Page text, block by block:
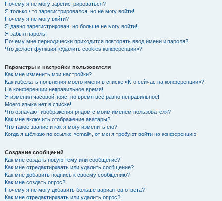
Почему я не могу зарегистрироваться?
Я только что зарегистрировался, но не могу войти!
Почему я не могу войти?
Я давно зарегистрирован, но больше не могу войти!
Я забыл пароль!
Почему мне периодически приходится повторять ввод имени и пароля?
Что делает функция «Удалить cookies конференции»?
Параметры и настройки пользователя
Как мне изменить мои настройки?
Как избежать появления моего имени в списке «Кто сейчас на конференции»?
На конференции неправильное время!
Я изменил часовой пояс, но время всё равно неправильное!
Моего языка нет в списке!
Что означают изображения рядом с моим именем пользователя?
Как мне включить отображение аватары?
Что такое звание и как я могу изменить его?
Когда я щёлкаю по ссылке «email», от меня требуют войти на конференцию!
Создание сообщений
Как мне создать новую тему или сообщение?
Как мне отредактировать или удалить сообщение?
Как мне добавить подпись к своему сообщению?
Как мне создать опрос?
Почему я не могу добавить больше вариантов ответа?
Как мне отредактировать или удалить опрос?